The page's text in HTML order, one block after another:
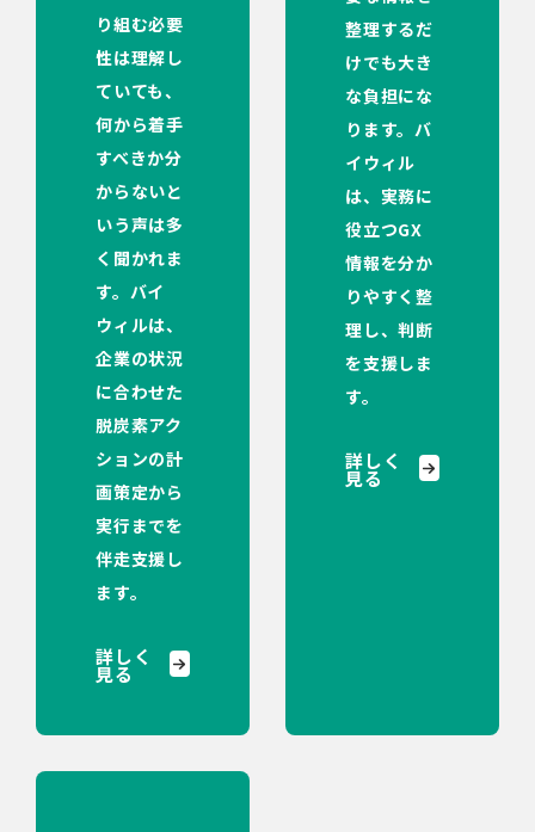
り組む必要
性は理解し
ていても、
何から着手
すべきか分
からないと
いう声は多
く聞かれま
す。バイ
ウィルは、
企業の状況
に合わせた
脱炭素アク
ションの計
画策定から
実行までを
伴走支援し
ます。
詳しく
見る
整理するだ
けでも大き
な負担にな
ります。バ
イウィル
は、実務に
役立つGX
情報を分か
りやすく整
理し、判断
を支援しま
す。
詳しく
見る